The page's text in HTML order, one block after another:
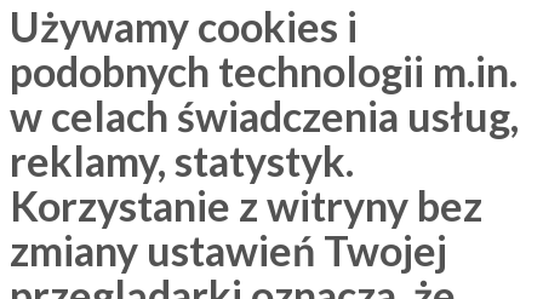
Używamy cookies i
podobnych technologii m.in.
w celach świadczenia usług,
reklamy, statystyk.
Korzystanie z witryny bez
zmiany ustawień Twojej